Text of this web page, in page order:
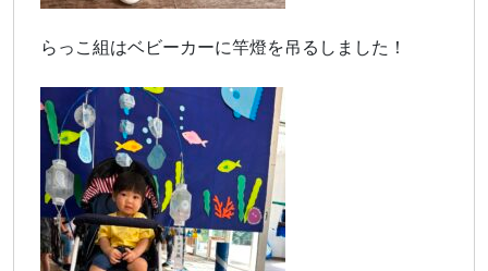
らっこ組はベビーカーに竿燈を吊るしました！